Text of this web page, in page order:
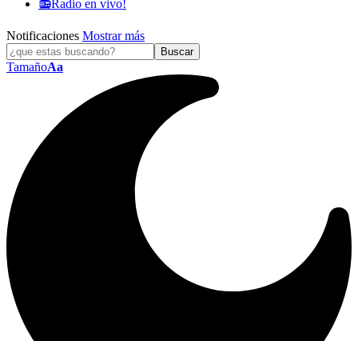
📻Radio en vivo!
Notificaciones Mostrar más
TamañoAa